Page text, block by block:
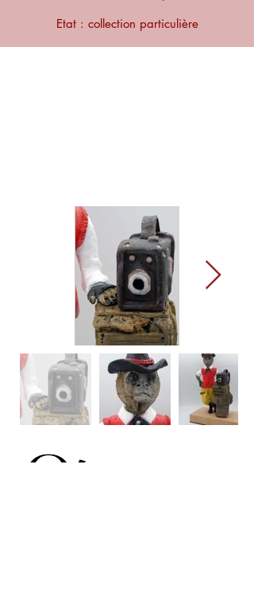
Etat : collection particulière